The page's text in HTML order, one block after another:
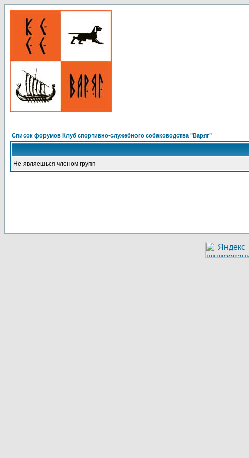
Список форумов Клуб спортивно-служебного собаководства "Варяг"
Не являешься членом групп